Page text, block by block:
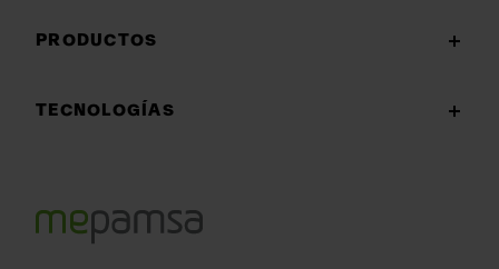
PRODUCTOS
TECNOLOGÍAS